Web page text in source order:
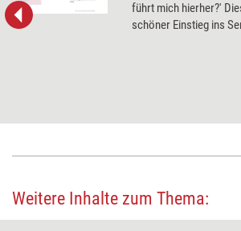
führt mich hierher?'
schöner Einstieg ins
Weitere Inhalte zum Thema: